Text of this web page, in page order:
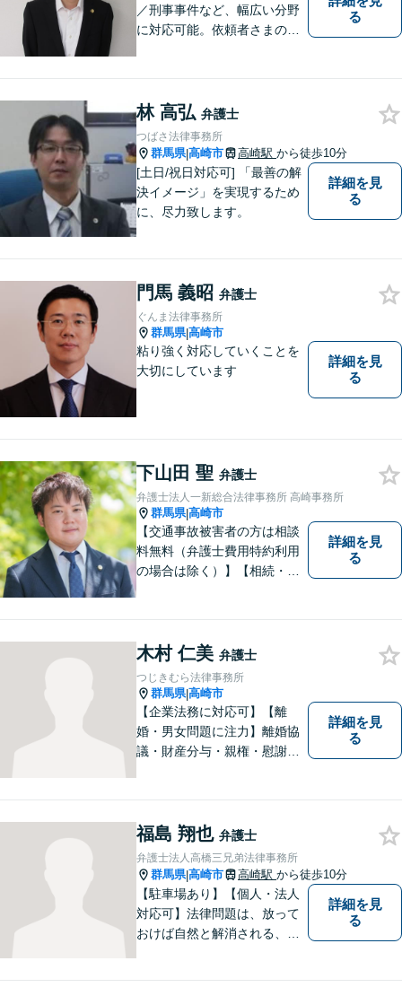
／刑事事件など、幅広い分野
に対応可能。依頼者さまの状
ご相談ください。【完全個
室】【専用駐車場あり】
る
林 高弘 弁護士
つばさ法律事務所
群馬県|高崎市 高崎駅 から徒歩10分
[土日/祝日対応可] 「最善の解
決イメージ」を実現するため
に、尽力致します。
詳細を見
る
門馬 義昭 弁護士
ぐんま法律事務所
群馬県|高崎市
粘り強く対応していくことを
大切にしています
詳細を見
る
下山田 聖 弁護士
弁護士法人一新総合法律事務所 高崎事務所
群馬県|高崎市
【交通事故被害者の方は相談
料無料（弁護士費用特約利用
の場合は除く）】【相続・債
で連携し、問題解決に向けて
取り組みます。おひとりで悩
まずに、お気軽にお問い合わ
せください。
詳細を見
る
木村 仁美 弁護士
つじきむら法律事務所
群馬県|高崎市
【企業法務に対応可】【離
婚・男女問題に注力】離婚協
議・財産分与・親権・慰謝料
いく解決を目指します。まず
はお気軽にご相談を！【駐車
場完備】
詳細を見
る
福島 翔也 弁護士
弁護士法人高橋三兄弟法律事務所
群馬県|高崎市 高崎駅 から徒歩10分
【駐車場あり】【個人・法人
対応可】法律問題は、放って
おけば自然と解消される、解
詳細を見
る